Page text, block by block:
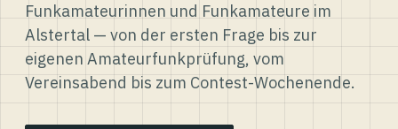
Funkamateurinnen und Funkamateure im
Alstertal — von der ersten Frage bis zur
eigenen Amateurfunkprüfung, vom
Vereinsabend bis zum Contest-Wochenende.